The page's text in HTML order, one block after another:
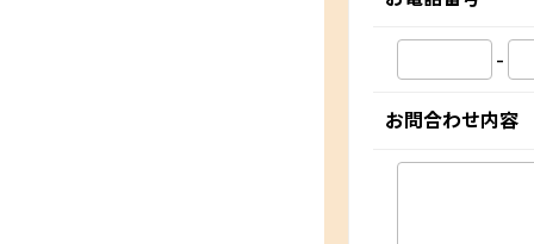
-
お問合わせ内容